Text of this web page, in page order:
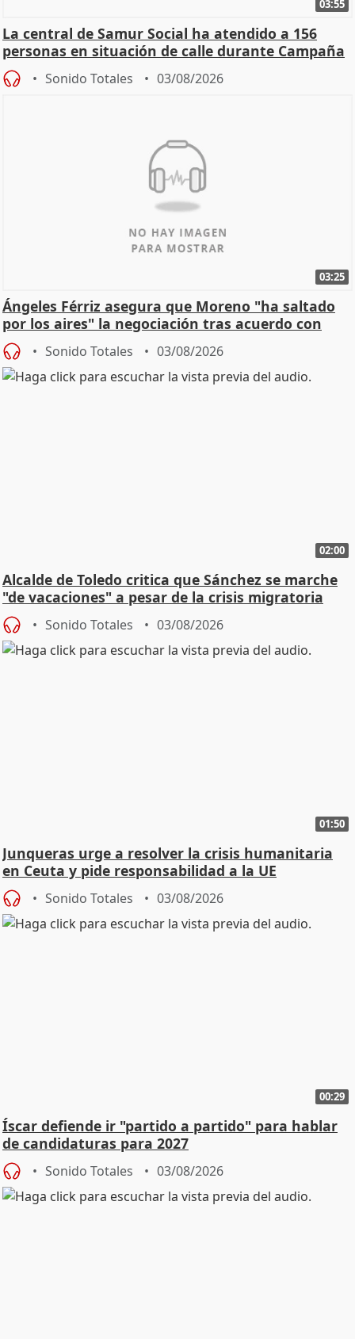
03:55
La central de Samur Social ha atendido a 156
personas en situación de calle durante Campaña
de Calor
Sonido Totales 03/08/2026
03:25
Ángeles Férriz asegura que Moreno "ha saltado
por los aires" la negociación tras acuerdo con
SMA
Sonido Totales 03/08/2026
02:00
Alcalde de Toledo critica que Sánchez se marche
"de vacaciones" a pesar de la crisis migratoria
Sonido Totales 03/08/2026
01:50
Junqueras urge a resolver la crisis humanitaria
en Ceuta y pide responsabilidad a la UE
Sonido Totales 03/08/2026
00:29
Íscar defiende ir "partido a partido" para hablar
de candidaturas para 2027
Sonido Totales 03/08/2026